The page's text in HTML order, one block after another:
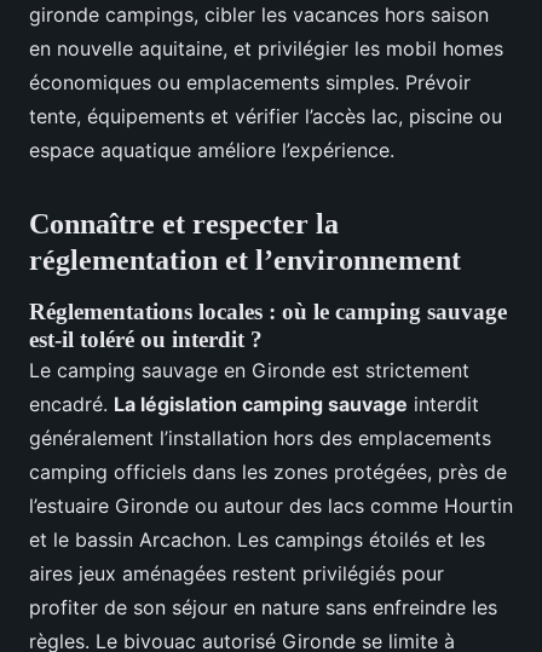
gironde campings, cibler les vacances hors saison
en nouvelle aquitaine, et privilégier les mobil homes
économiques ou emplacements simples. Prévoir
tente, équipements et vérifier l’accès lac, piscine ou
espace aquatique améliore l’expérience.
Connaître et respecter la
réglementation et l’environnement
Réglementations locales : où le camping sauvage
est-il toléré ou interdit ?
Le camping sauvage en Gironde est strictement
encadré. La législation camping sauvage interdit
généralement l’installation hors des emplacements
camping officiels dans les zones protégées, près de
l’estuaire Gironde ou autour des lacs comme Hourtin
et le bassin Arcachon. Les campings étoilés et les
aires jeux aménagées restent privilégiés pour
profiter de son séjour en nature sans enfreindre les
règles. Le bivouac autorisé Gironde se limite à